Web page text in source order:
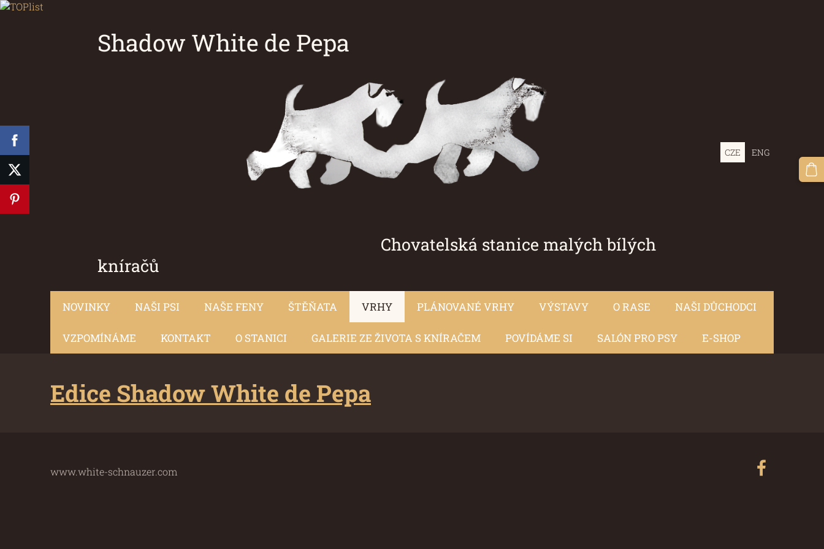
Shadow White de Pepa
Chovatelská stanice malých bílých
kníračů
CZE ENG
NOVINKY NAŠI PSI NAŠE FENY ŠTĚŇATA VRHY PLÁNOVANÉ VRHY VÝSTAVY O RASE NAŠI DŮCHODCI
VZPOMÍNÁME KONTAKT O STANICI GALERIE ZE ŽIVOTA S KNÍRAČEM POVÍDÁME SI SALÓN PRO PSY E-SHOP
Edice Shadow White de Pepa
www.white-schnauzer.com